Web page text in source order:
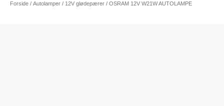
Forside / Autolamper / 12V glødepærer / OSRAM 12V W21W AUTOLAMPE